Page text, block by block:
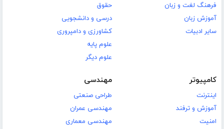
فرهنگ لغت و زبان
آموزش زبان
سایر ادبیات
حقوق
درسی و دانشجویی
کشاورزی و دامپروری
علوم پایه
علوم دیگر
کامپیوتر
اینترنت
آموزش و ترفند
امنیت
مهندسی
طراحی صنعتی
مهندسی عمران
مهندسی معماری